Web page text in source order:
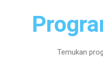
Temukan